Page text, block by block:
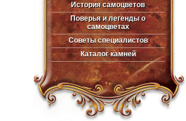
История самоцветов
История самоцветов
Поверья и легенды о
самоцветах
Поверья и легенды о
самоцветах
Советы специалистов
Советы специалистов
Каталог камней
Каталог камней